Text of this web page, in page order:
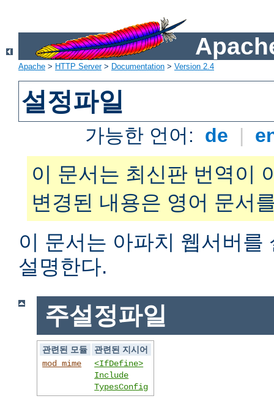
Apache > HTTP Server> Documentation > Version 2.4
설정파일
가능한 언어: de |
이 문서는 최신판 번역이
변경된 내용은 영어 문서
이 문서는 아파치 웹서버를
설명한다.
주설정파일
관련된 모듈
관련된 지시어
mod_mime
<IfDefine>
Include
TypesConfig